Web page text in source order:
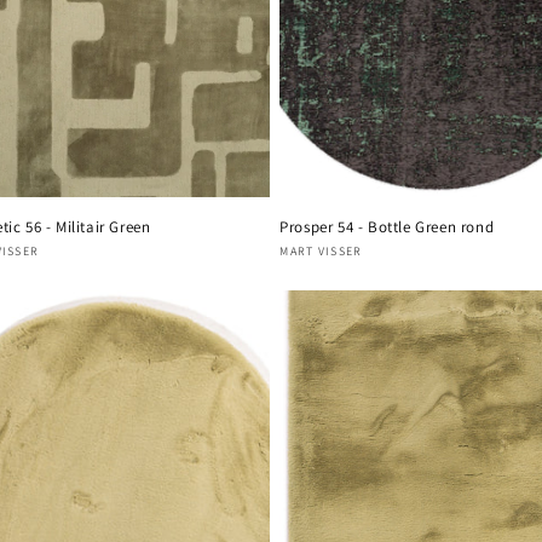
56 - Militair Green
:
Prosper 54 - Bottle Green rond
Fournisseur :
MART VISSER